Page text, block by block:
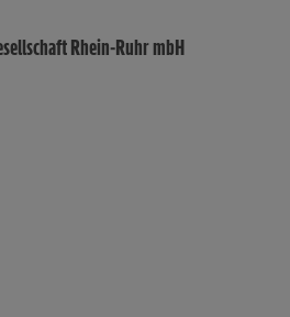
Rhein-Ruhr mbH